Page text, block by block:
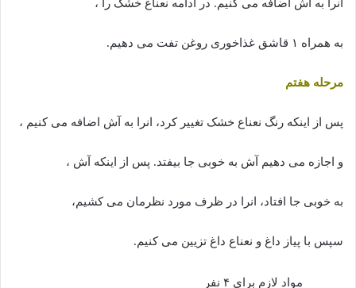
آنرا به آش اضافه می کنیم. در ادامه نعناع خشک را ،
به همراه ۱ قاشق غذاخوری روغن تفت می دهیم.
مرحله هفتم
پس از اینکه رنگ نعناع خشک تغییر کرد، انرا به آش اضافه می کنیم ،
و اجازه می دهیم آش به خوبی جا بیفتد. پس از اینکه آش ،
به خوبی جا افتاد، انرا در ظرف مورد نظرمان می کشیم،
سپس با پیاز داغ و نعناع داغ تزیین می کنیم.
مواد لازم برای ۴ نفر